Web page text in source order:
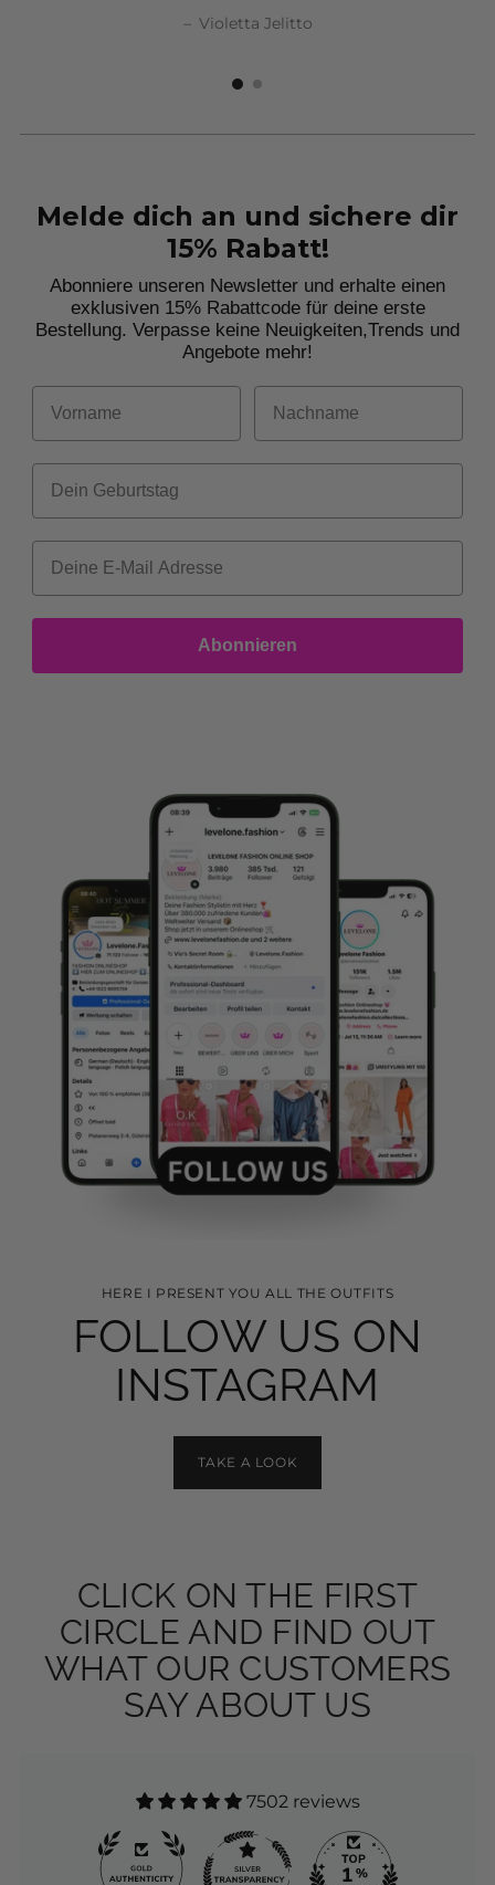
Violetta Jelitto
Violetta Jelitto
Melde dich an und sichere dir
15% Rabatt!
Abonniere unseren Newsletter und erhalte einen
exklusiven 15% Rabattcode für deine erste
Bestellung. Verpasse keine Neuigkeiten,Trends und
Angebote mehr!
Vorname Nachname
Dein Geburtstag
Abonnieren
HERE I PRESENT YOU ALL THE OUTFITS
FOLLOW US ON
INSTAGRAM
TAKE A LOOK
CLICK ON THE FIRST
CIRCLE AND FIND OUT
WHAT OUR CUSTOMERS
SAY ABOUT US
7502 reviews